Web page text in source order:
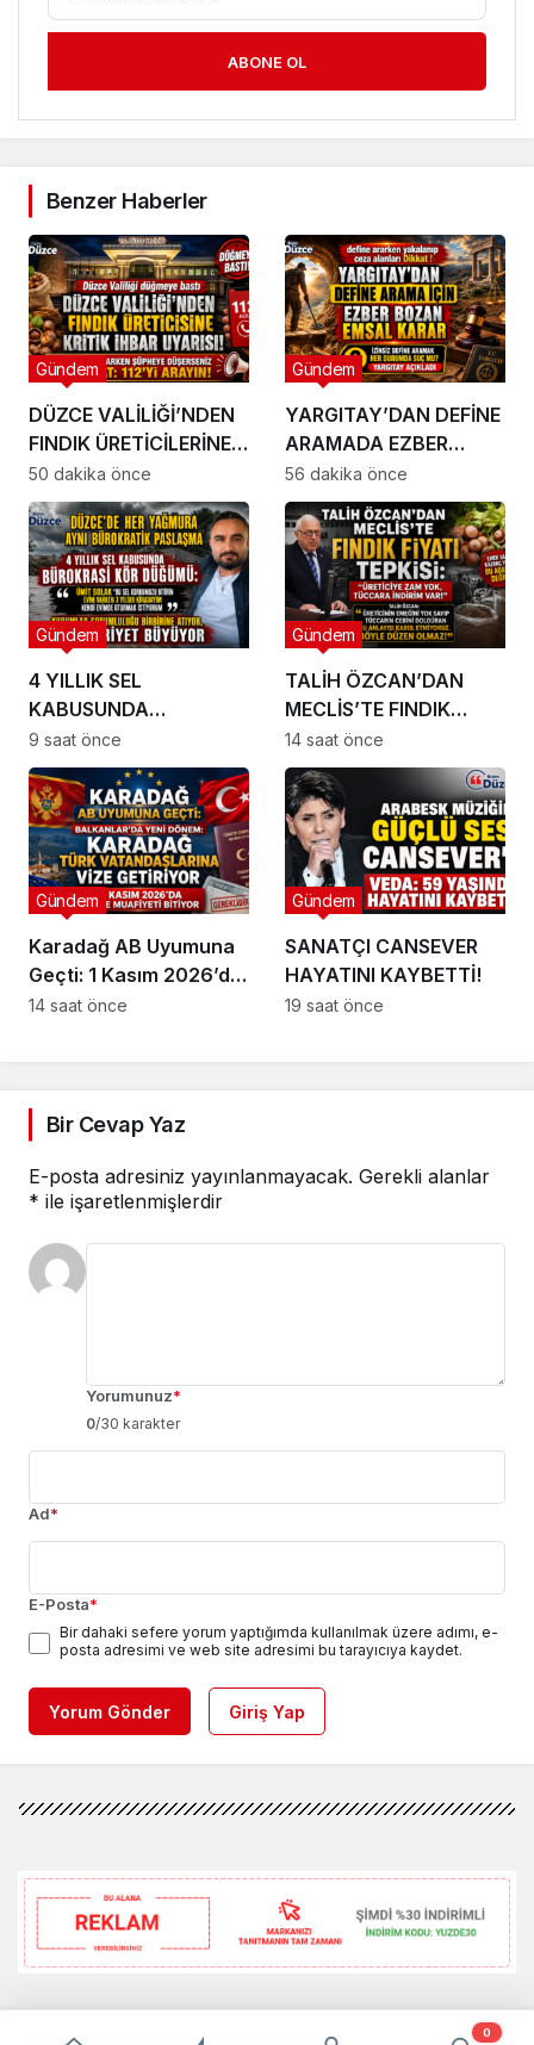
ABONE OL
Benzer Haberler
DÜZCE VALİLİĞİ’NDEN
FINDIK ÜRETİCİLERİNE
BÜYÜK UYARI
Gündem
50 dakika önce
YARGITAY’DAN DEFİNE
ARAMADA EZBER
BOZAN KARAR!
Gündem
56 dakika önce
4 YILLIK SEL
KABUSUNDA
BÜROKRASİ
KÖRDÜĞÜMÜ:
MUHATAP BULAMIYOR!
Gündem
9 saat önce
TALİH ÖZCAN’DAN
MECLİS’TE FINDIK
FİYATI TEPKİSİ:
Gündem
14 saat önce
Karadağ AB Uyumuna
Geçti: 1 Kasım 2026’da
Vize Muafiyeti Bitiyor !
Gündem
14 saat önce
SANATÇI CANSEVER
HAYATINI KAYBETTİ!
Gündem
19 saat önce
Bir Cevap Yaz
E-posta adresiniz yayınlanmayacak. Gerekli alanlar
* ile işaretlenmişlerdir
Yorumunuz*
0/30 karakter
Ad*
E-Posta*
Bir dahaki sefere yorum yaptığımda kullanılmak üzere adımı, e-
posta adresimi ve web site adresimi bu tarayıcıya kaydet.
Yorum Gönder Giriş Yap
0